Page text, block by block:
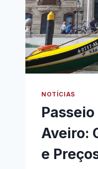
NOTÍCIAS
Aveiro:
e